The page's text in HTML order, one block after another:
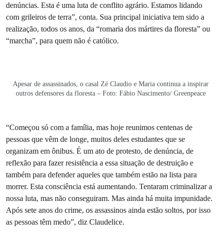
denúncias. Esta é uma luta de conflito agrário. Estamos lidando
com grileiros de terra”, conta. Sua principal iniciativa tem sido a
realização, todos os anos, da “romaria dos mártires da floresta” ou
“marcha”, para quem não é católico.
Apesar de assassinados, o casal Zé Claudio e Maria continua a inspirar
outros defensores da floresta – Foto: Fábio Nascimento/ Greenpeace
“Começou só com a família, mas hoje reunimos centenas de
pessoas que vêm de longe, muitos deles estudantes que se
organizam em ônibus. É um ato de protesto, de denúncia, de
reflexão para fazer resistência a essa situação de destruição e
também para defender aqueles que também estão na lista para
morrer. Esta consciência está aumentando. Tentaram criminalizar a
nossa luta, mas não conseguiram. Mas ainda há muita impunidade.
Após sete anos do crime, os assassinos ainda estão soltos, por isso
as pessoas têm medo”, diz Claudelice.